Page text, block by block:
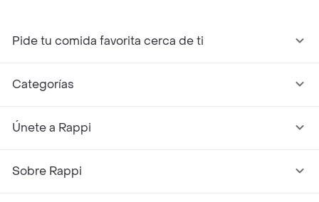
Pide tu comida favorita cerca de ti
Categorías
Únete a Rappi
Sobre Rappi